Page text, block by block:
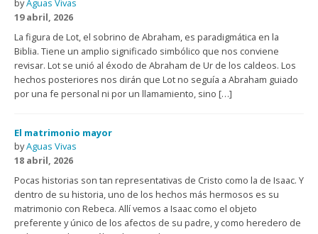
byAguas Vivas
19 abril, 2026
La figura de Lot, el sobrino de Abraham, es paradigmática en la
Biblia. Tiene un amplio significado simbólico que nos conviene
revisar. Lot se unió al éxodo de Abraham de Ur de los caldeos. Los
hechos posteriores nos dirán que Lot no seguía a Abraham guiado
por una fe personal ni por un llamamiento, sino […]
El matrimonio mayor
byAguas Vivas
18 abril, 2026
Pocas historias son tan representativas de Cristo como la de Isaac. Y
dentro de su historia, uno de los hechos más hermosos es su
matrimonio con Rebeca. Allí vemos a Isaac como el objeto
preferente y único de los afectos de su padre, y como heredero de